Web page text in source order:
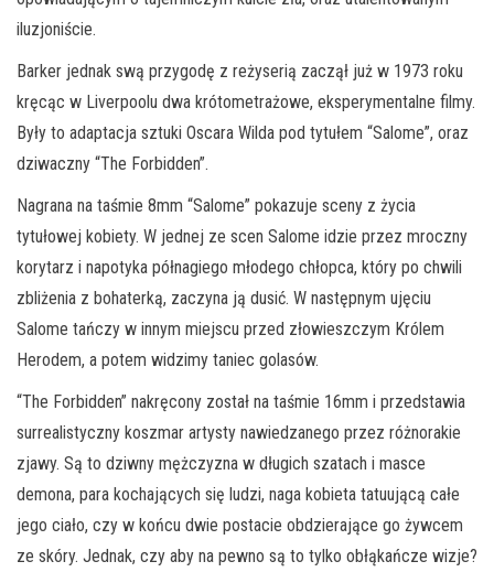
iluzjoniście.
Barker jednak swą przygodę z reżyserią zaczął już w 1973 roku
kręcąc w Liverpoolu dwa krótometrażowe, eksperymentalne filmy.
Były to adaptacja sztuki Oscara Wilda pod tytułem “Salome”, oraz
dziwaczny “The Forbidden”.
Nagrana na taśmie 8mm “Salome” pokazuje sceny z życia
tytułowej kobiety. W jednej ze scen Salome idzie przez mroczny
korytarz i napotyka półnagiego młodego chłopca, który po chwili
zbliżenia z bohaterką, zaczyna ją dusić. W następnym ujęciu
Salome tańczy w innym miejscu przed złowieszczym Królem
Herodem, a potem widzimy taniec golasów.
“The Forbidden” nakręcony został na taśmie 16mm i przedstawia
surrealistyczny koszmar artysty nawiedzanego przez różnorakie
zjawy. Są to dziwny mężczyzna w długich szatach i masce
demona, para kochających się ludzi, naga kobieta tatuującą całe
jego ciało, czy w końcu dwie postacie obdzierające go żywcem
ze skóry. Jednak, czy aby na pewno są to tylko obłąkańcze wizje?